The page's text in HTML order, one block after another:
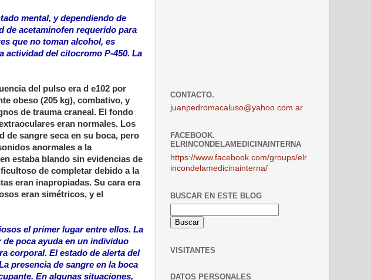
mental, y dependiendo de
de acetaminofen requerido para
que no toman alcohol, es
actividad del citocromo P-450. La
del pulso era d e102 por
obeso (205 kg), combativo, y
de trauma craneal. El fondo
eran normales. Los
de sangre seca en su boca, pero
anormales a la
estaba blando sin evidencias de
de completar debido a la
eran inapropiadas. Su cara era
eran simétricos, y el
el primer lugar entre ellos. La
poca ayuda en un individuo
corporal. El estado de alerta del
presencia de sangre en la boca
En algunas situaciones,
CONTACTO.
juanpedromacaluso@yahoo.com.ar
FACEBOOK.
ELRINCONDELAMEDICINAINTERNA
https://www.facebook.com/groups/elr
incondelamedicinainterna/
BUSCAR EN ESTE BLOG
VISITANTES
DATOS PERSONALES